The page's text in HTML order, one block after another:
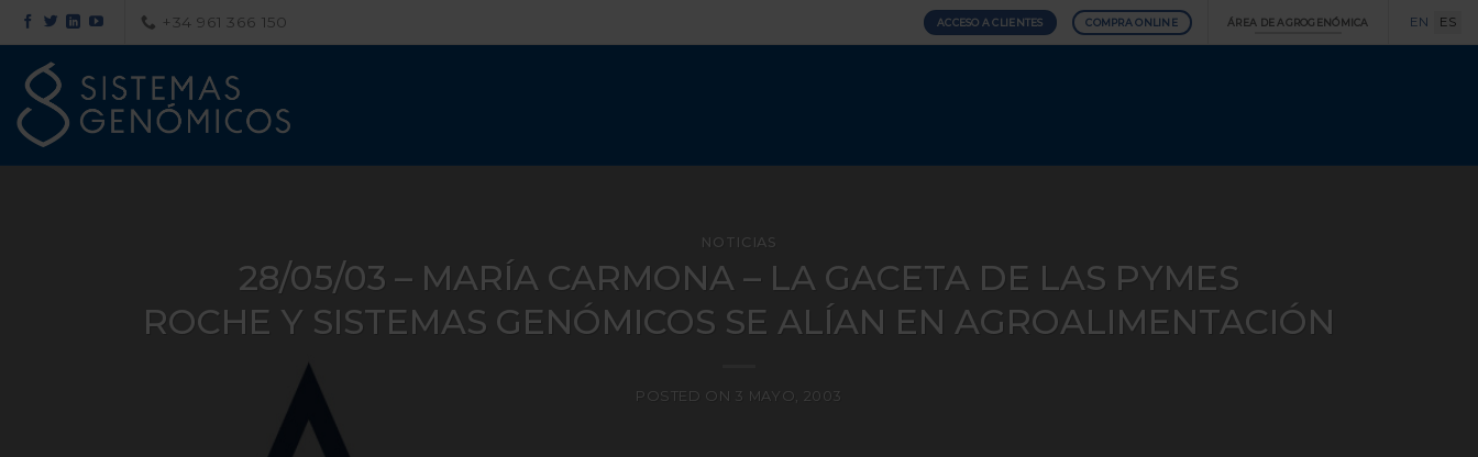
Saltar
al
contenido
+34 961 366 150 ACCESO A CLIENTES COMPRA ONLINE ÁREA DE AGROGENÓMICA EN ES
NOTICIAS
28/05/03 – MARÍA CARMONA – LA GACETA DE LAS PYMES
ROCHE Y SISTEMAS GENÓMICOS SE ALÍAN EN AGROALIMENTACIÓN
POSTED ON 3 MAYO, 2003